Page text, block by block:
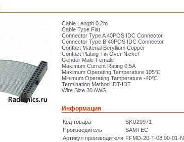
Cable Length 0.2m
Cable Type Flat
Connector Type A 40POS IDC Connector
Connector Type B 40POS IDC Connector
Contact Material Beryllium Copper
Contact Plating Tin Over Nickel
Gender Male-Female
Maximum Current Rating 0.5A
Maximum Operating Temperature 105°C
Minimum Operating Temperature -40°C
Termination Method IDT-IDT
Wire Size 30 AWG
Информация
Код товара
SKU20971
Производитель
SAMTEC
Артикул производителя FFMD-20-T-08.00-01-N